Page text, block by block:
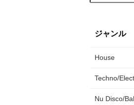
ジャンル
House
Techno/
Nu Disco/